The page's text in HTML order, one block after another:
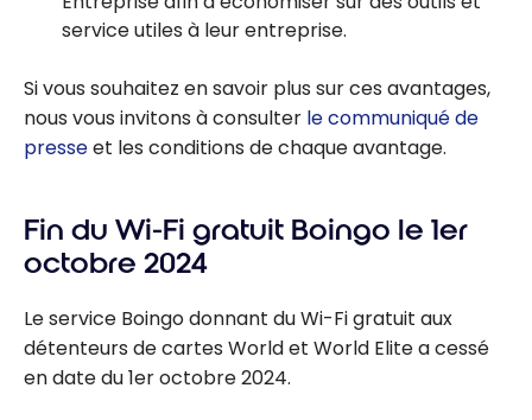
service utiles à leur entreprise.
Si vous souhaitez en savoir plus sur ces avantages,
nous vous invitons à consulter le communiqué de
presseet les conditions de chaque avantage.
Fin du Wi-Fi gratuit Boingo le 1er
octobre 2024
Le service Boingo donnant du Wi-Fi gratuit aux
détenteurs de cartes World et World Elite a cessé
en date du 1er octobre 2024.